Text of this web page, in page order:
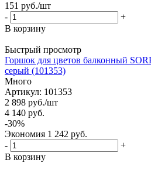
151 руб./шт
-
+
В корзину
Быстрый просмотр
Горшок для цветов балконный
серый (101353)
Много
Артикул: 101353
2 898 руб./шт
4 140 руб.
-30%
Экономия 1 242 руб.
-
+
В корзину